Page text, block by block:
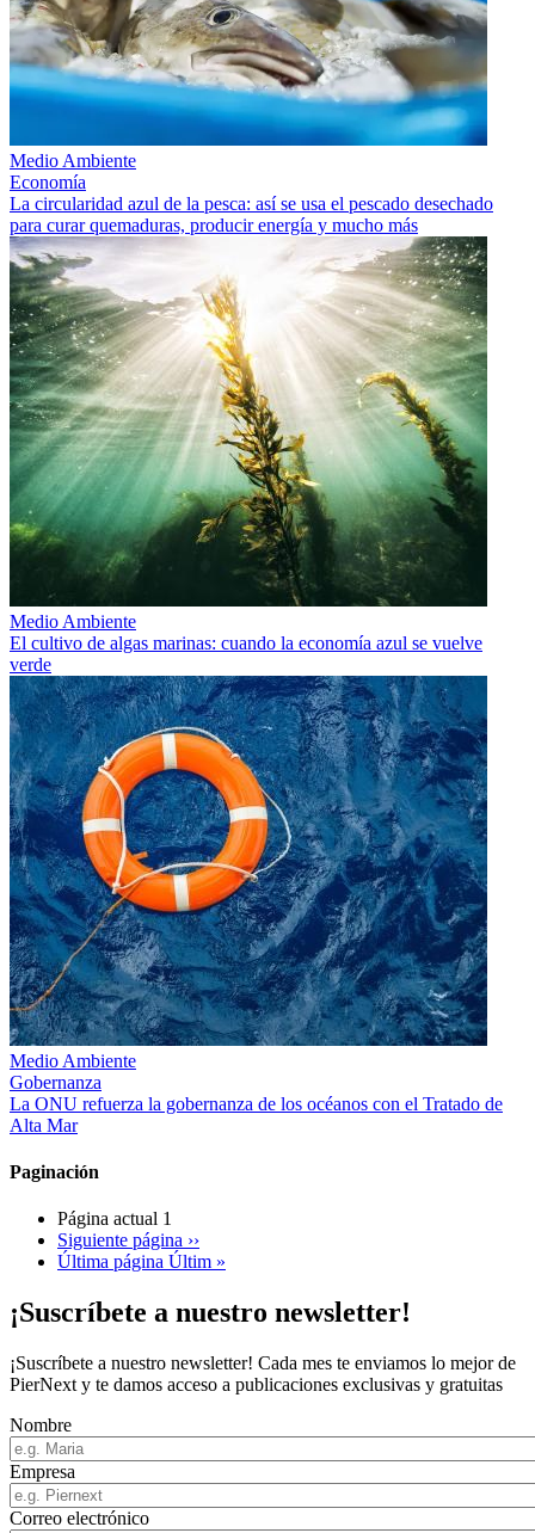
Medio Ambiente
Economía
La circularidad azul de la pesca: así se usa el pescado desechado
para curar quemaduras, producir energía y mucho más
Medio Ambiente
El cultivo de algas marinas: cuando la economía azul se vuelve
verde
Medio Ambiente
Gobernanza
La ONU refuerza la gobernanza de los océanos con el Tratado de
Alta Mar
Paginación
Página actual 1
Siguiente página ››
Última página Últim »
¡Suscríbete a nuestro newsletter!
¡Suscríbete a nuestro newsletter! Cada mes te enviamos lo mejor de
PierNext y te damos acceso a publicaciones exclusivas y gratuitas
Nombre
Empresa
Correo electrónico